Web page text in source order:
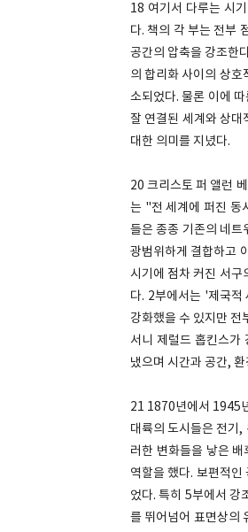
18 여기서 다루는 시
다. 책의 각 부는 전부
공간의 압축을 강조한
의 합리화 사이의 상호
소되었다. 물론 이에
잘 연결된 세계와 상
대한 의미를 지녔다.
20 크리스토 퍼 앨런
는 "전 세계에 퍼진 동
들은 종종 기존의 네트
광범위하게 결합하고
시기에 점차 커진 서구
다. 2부에서는 '제국적
강화했을 수 있지만 전
서니 제럴드 홉킨스가
냈으며 시간과 공간,
21 1870년에서 1945
대륙의 도시들은 전기,
러한 변화들을 낳은
역할을 했다. 보편적
었다. 특히 5부에서 강
를 뛰어넘어 표면상의